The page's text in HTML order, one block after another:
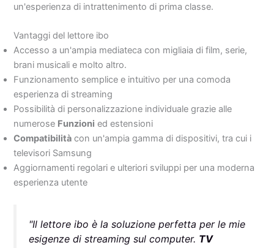
un'esperienza di intrattenimento di prima classe.
Vantaggi del lettore ibo
Accesso a un'ampia mediateca con migliaia di film, serie,
brani musicali e molto altro.
Funzionamento semplice e intuitivo per una comoda
esperienza di streaming
Possibilità di personalizzazione individuale grazie alle
numerose Funzioni ed estensioni
Compatibilità con un'ampia gamma di dispositivi, tra cui i
televisori Samsung
Aggiornamenti regolari e ulteriori sviluppi per una moderna
esperienza utente
"Il lettore ibo è la soluzione perfetta per le mie
esigenze di streaming sul computer. TV